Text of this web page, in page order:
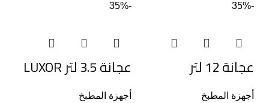
-35%
عجانة 12 لتر
أجهزة المطبخ
-35%
عجانة 3.5 لتر LUXOR
أجهزة المطبخ